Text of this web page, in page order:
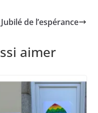
Jubilé de l’espérance
aimer